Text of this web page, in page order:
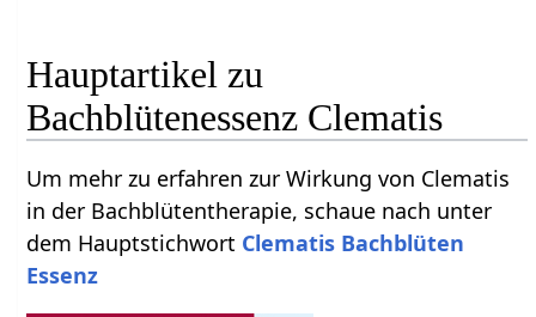
Hauptartikel zu
Bachblütenessenz Clematis
Um mehr zu erfahren zur Wirkung von Clematis
in der Bachblütentherapie, schaue nach unter
dem Hauptstichwort Clematis Bachblüten
Essenz